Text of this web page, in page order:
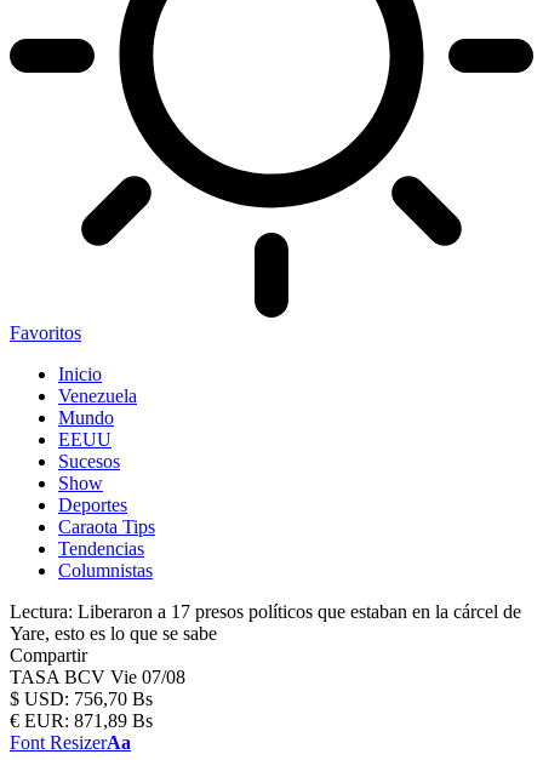
Favoritos
Inicio
Venezuela
Mundo
EEUU
Sucesos
Show
Deportes
Caraota Tips
Tendencias
Columnistas
Lectura: Liberaron a 17 presos políticos que estaban en la cárcel de
Yare, esto es lo que se sabe
Compartir
TASA BCV Vie 07/08
$ USD: 756,70 Bs
€ EUR: 871,89 Bs
Font ResizerAa